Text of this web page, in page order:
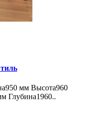
мм Высота960
Глубина1960..